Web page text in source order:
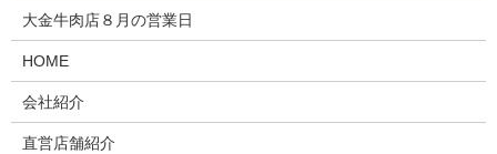
大金牛肉店８月の営業日
HOME
会社紹介
直営店舗紹介